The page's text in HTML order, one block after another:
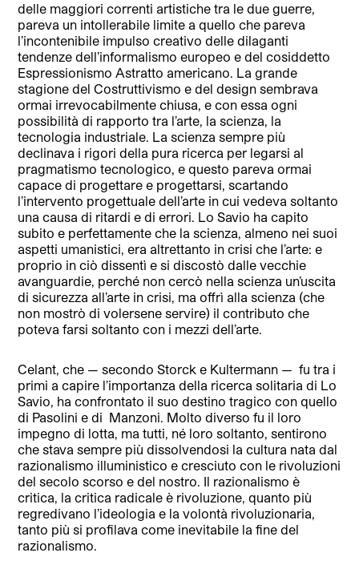
delle maggiori correnti artistiche tra le due guerre,
pareva un intollerabile limite a quello che pareva
l’incontenibile impulso creativo delle dilaganti
tendenze dell’informalismo europeo e del cosiddetto
Espressionismo Astratto americano. La grande
stagione del Costruttivismo e del design sembrava
ormai irrevocabilmente chiusa, e con essa ogni
possibilità di rapporto tra l’arte, la scienza, la
tecnologia industriale. La scienza sempre più
declinava i rigori della pura ricerca per legarsi al
pragmatismo tecnologico, e questo pareva ormai
capace di progettare e progettarsi, scartando
l’intervento progettuale dell’arte in cui vedeva soltanto
una causa di ritardi e di errori. Lo Savio ha capito
subito e perfettamente che la scienza, almeno nei suoi
aspetti umanistici, era altrettanto in crisi che l’arte: e
proprio in ciò dissentì e si discostò dalle vecchie
avanguardie, perché non cercò nella scienza un’uscita
di sicurezza all’arte in crisi, ma offrì alla scienza (che
non mostrò di volersene servire) il contributo che
poteva farsi soltanto con i mezzi dell’arte.
Celant, che — secondo Storck e Kultermann — fu tra i
primi a capire l’importanza della ricerca solitaria di Lo
Savio, ha confrontato il suo destino tragico con quello
di Pasolini e di Manzoni. Molto diverso fu il loro
impegno di lotta, ma tutti, né loro soltanto, sentirono
che stava sempre più dissolvendosi la cultura nata dal
razionalismo illuministico e cresciuto con le rivoluzioni
del secolo scorso e del nostro. Il razionalismo è
critica, la critica radicale è rivoluzione, quanto più
regredivano l’ideologia e la volontà rivoluzionaria,
tanto più si profilava come inevitabile la fine del
razionalismo.